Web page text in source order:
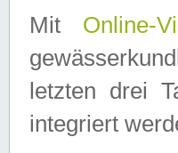
Mit Online-
letzten drei
integriert